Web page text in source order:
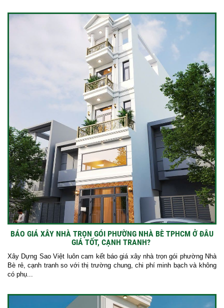
BÁO GIÁ XÂY NHÀ TRỌN GÓI PHƯỜNG NHÀ BÈ TPHCM Ở ĐÂU
GIÁ TỐT, CẠNH TRANH?
Xây Dựng Sao Việt luôn cam kết báo giá xây nhà trọn gói phường Nhà
Bè rẻ, cạnh tranh so với thị trường chung, chi phí minh bạch và không
có phụ...